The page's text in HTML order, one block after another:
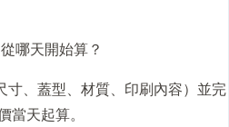
哪天開始算？
寸、蓋型、材質、印刷內容）並完
當天起算。